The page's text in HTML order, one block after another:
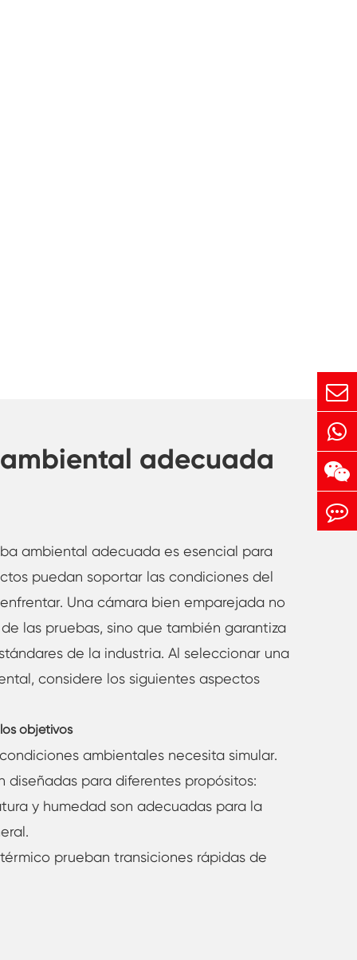
adecuada
ambiental adecuada es esencial para
puedan soportar las condiciones del
Una cámara bien emparejada no
las pruebas, sino que también garantiza
de la industria. Al seleccionar una
considere los siguientes aspectos
objetivos
ambientales necesita simular.
diseñadas para diferentes propósitos:
y humedad son adecuadas para la
prueban transiciones rápidas de